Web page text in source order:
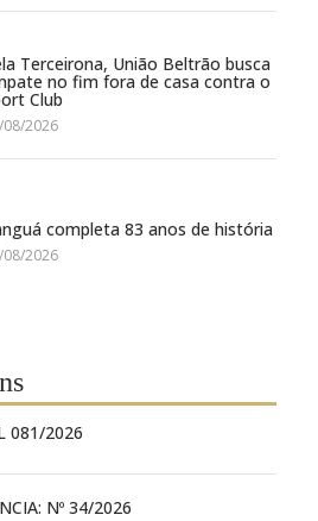
Terceirona, União Beltrão busca
no fim fora de casa contra o
Club
08/2026
completa 83 anos de história
08/2026
081/2026
Nº 34/2026